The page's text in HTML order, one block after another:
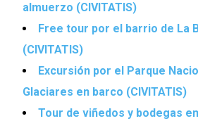
almuerzo (CIVITATIS)
Free tour por el barrio de La
(CIVITATIS)
Excursión por el Parque
Glaciares en barco (CIVITATIS)
Tour de viñedos y bodegas